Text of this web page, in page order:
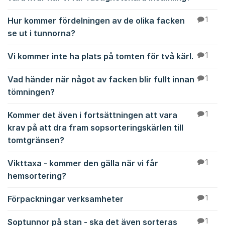
Hur kommer fördelningen av de olika facken
se ut i tunnorna?
1
Vi kommer inte ha plats på tomten för två kärl. 1
Vad händer när något av facken blir fullt innan
tömningen?
1
Kommer det även i fortsättningen att vara
krav på att dra fram sopsorteringskärlen till
tomtgränsen?
1
Vikttaxa - kommer den gälla när vi får
hemsortering?
1
Förpackningar verksamheter 1
Soptunnor på stan - ska det även sorteras 1